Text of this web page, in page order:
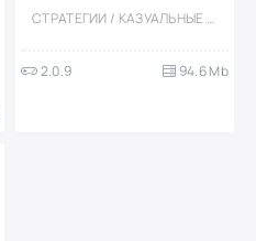
СТРАТЕГИИ / КАЗУАЛЬНЫЕ / МНОГОПОЛЬЗОВАТЕЛЬСКАЯ / СОРЕВНОВАТЕЛЬНАЯ / ОДНОПОЛЬЗОВАТЕЛЬСКИЕ / СТИЛИЗАЦИЯ / ОФЛАЙН / ФЭНТЕЗИ / ВИД СБОКУ / МАЛЕНЬКАЯ / ИНДИ / МОД
2.0.9 94.6 Mb